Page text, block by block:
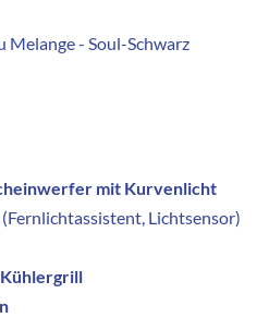
Melange - Soul-Schwarz
mit Kurvenlicht
(Fernlichtassistent, Lichtsensor)